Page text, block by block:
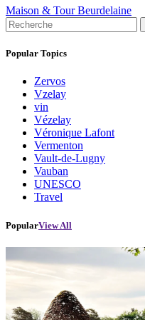
Maison & Tour Beurdelaine
Popular Topics
Zervos
Vzelay
vin
Vézelay
Véronique Lafont
Vermenton
Vault-de-Lugny
Vauban
UNESCO
Travel
PopularView All